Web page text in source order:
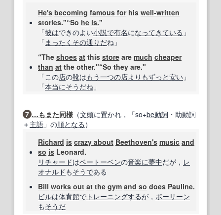
He's becoming famous forhis well‐written
stories."“So he is."
「彼はできのよい小説で有名になってきている 」
「 まったく その通りだね」
“The shoes at this store are much cheaper
than at the other."“So they are."
「この店の靴はもう一つの店よりもずっと安い 」
「本当にそうだね 」
7 …もまた同様 （文頭に置かれ，「so+be動詞 ・助動詞
＋ 主語 」の順となる ）
Richard is crazy about Beethoven's music and
so is Leonard.
リチャードはベートーベンの音楽に夢中だが， レ
オナルド もそうである
Bill works out at the gym and so does Pauline.
ビルは体育館で トレーニングするが， ポーリーン
もそうだ